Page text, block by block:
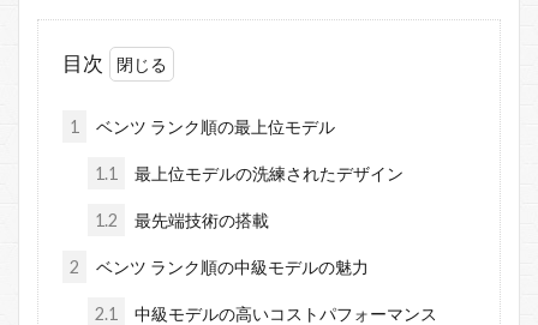
目次
1 ベンツ ランク順の最上位モデル
1.1 最上位モデルの洗練されたデザイン
1.2 最先端技術の搭載
2 ベンツ ランク順の中級モデルの魅力
2.1 中級モデルの高いコストパフォーマンス